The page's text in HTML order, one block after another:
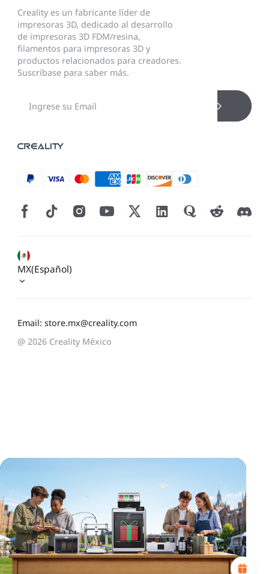
2 5 9 10
*RAZONES DE SU SATISFACCIÓN
Diseño visual atractivo
Recomendaciones de productos adecuadas
Navegación y categorías claras
Creality es un fabricante líder de
impresoras 3D, dedicado al desarrollo
de impresoras 3D FDM/resina,
filamentos para impresoras 3D y
productos relacionados para creadores.
Suscríbase para saber más.
Email: store.mx@creality.com
MX(Español)
@ 2026 Creality México